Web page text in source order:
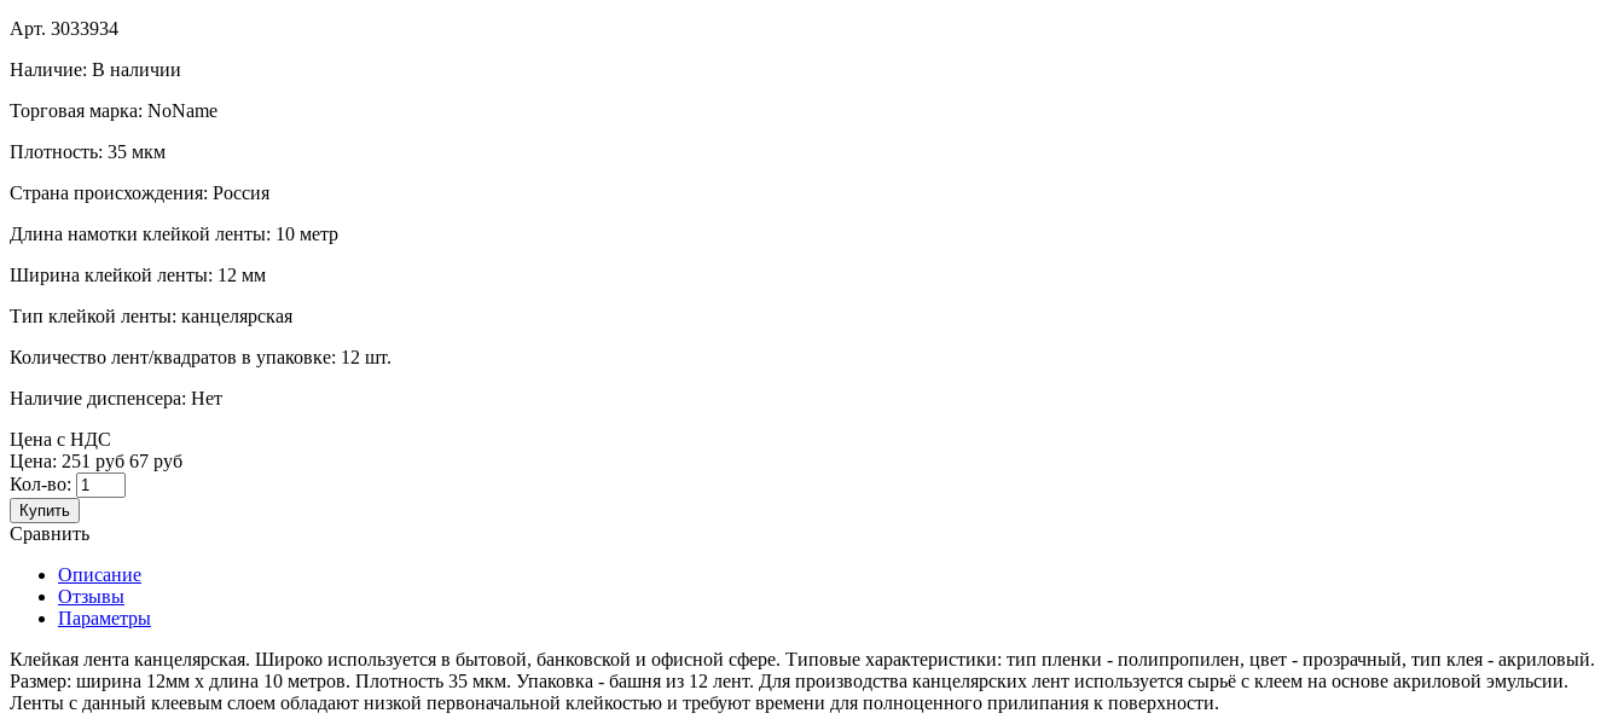
Арт. 3033934
Наличие: В наличии
Торговая марка: NoName
Плотность: 35 мкм
Страна происхождения: Россия
Длина намотки клейкой ленты: 10 метр
Ширина клейкой ленты: 12 мм
Тип клейкой ленты: канцелярская
Количество лент/квадратов в упаковке: 12 шт.
Наличие диспенсера: Нет
Цена с НДС
Цена: 251 руб 67 руб
Кол-во:
Купить
Сравнить
Описание
Отзывы
Параметры
Клейкая лента канцелярская. Широко используется в бытовой, банковской и офисной сфере. Типовые характеристики: тип пленки - полипропилен, цвет - прозрачный, тип клея - акриловый.
Размер: ширина 12мм х длина 10 метров. Плотность 35 мкм. Упаковка - башня из 12 лент. Для производства канцелярских лент используется сырьё с клеем на основе акриловой эмульсии.
Ленты с данный клеевым слоем обладают низкой первоначальной клейкостью и требуют времени для полноценного прилипания к поверхности.